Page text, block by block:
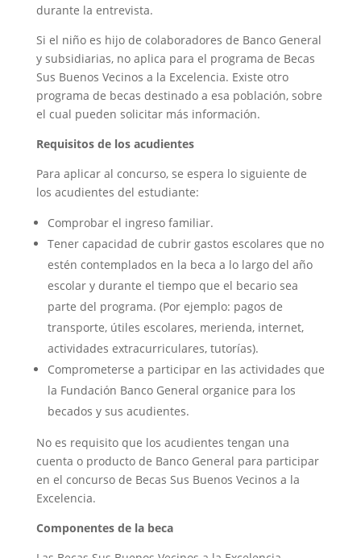
durante la entrevista.
Si el niño es hijo de colaboradores de Banco General
y subsidiarias, no aplica para el programa de Becas
Sus Buenos Vecinos a la Excelencia. Existe otro
programa de becas destinado a esa población, sobre
el cual pueden solicitar más información.
Requisitos de los acudientes
Para aplicar al concurso, se espera lo siguiente de
los acudientes del estudiante:
Comprobar el ingreso familiar.
Tener capacidad de cubrir gastos escolares que no
estén contemplados en la beca a lo largo del año
escolar y durante el tiempo que el becario sea
parte del programa. (Por ejemplo: pagos de
transporte, útiles escolares, merienda, internet,
actividades extracurriculares, tutorías).
Comprometerse a participar en las actividades que
la Fundación Banco General organice para los
becados y sus acudientes.
No es requisito que los acudientes tengan una
cuenta o producto de Banco General para participar
en el concurso de Becas Sus Buenos Vecinos a la
Excelencia.
Componentes de la beca